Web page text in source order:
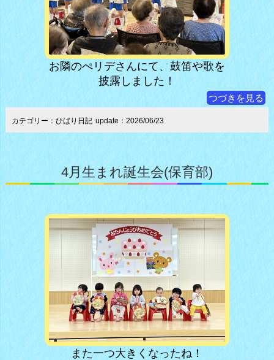
お隣のぺリデさんにて、鼓笛や歌を
披露しました！
つづきを見る
カテゴリー：ひばり日記 update：2026/06/23
4月生まれ誕生会(保育部)
また一つ大きくなったね！